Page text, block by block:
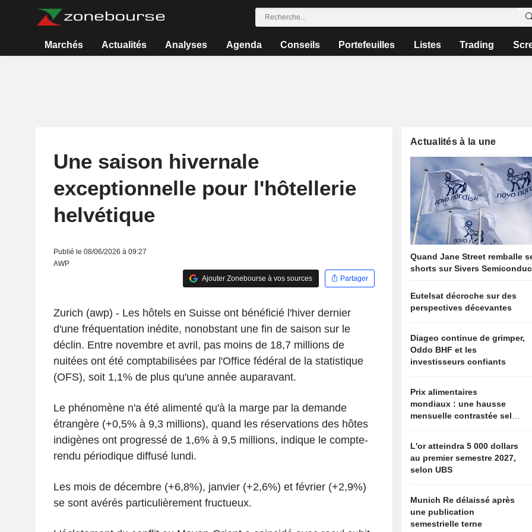
Marchés Actualités Analyses Agenda Conseils Portefeuilles Listes Trading
Une saison hivernale
exceptionnelle pour l'hôtellerie
helvétique
Publié le 08/06/2026 à 09:27
AWP
Ajouter Zonebourse à vos sources
Partager
Zurich (awp) - Les hôtels en Suisse ont bénéficié l'hiver dernier
d'une fréquentation inédite, nonobstant une fin de saison sur le
déclin. Entre novembre et avril, pas moins de 18,7 millions de
nuitées ont été comptabilisées par l'Office fédéral de la statistique
(OFS), soit 1,1% de plus qu'une année auparavant.
Le phénomène n'a été alimenté qu'à la marge par la demande
étrangère (+0,5% à 9,3 millions), quand les réservations des hôtes
indigènes ont progressé de 1,6% à 9,5 millions, indique le compte-
rendu périodique diffusé lundi.
Les mois de décembre (+6,8%), janvier (+2,6%) et février (+2,9%)
se sont avérés particulièrement fructueux.
Actualités à la une
Quand Jane Street remballe
shorts sur Sivers
Eutelsat décroche sur des
perspectives décevantes
Diageo continue de grimper,
Oddo BHF et les
investisseurs confiants
Prix alimentaires
mondiaux : une hausse
mensuelle contrastée selon
L'or atteindra 5 000 dollars
au premier semestre 2027,
selon UBS
Munich Re délaissé après
une publication
semestrielle terne